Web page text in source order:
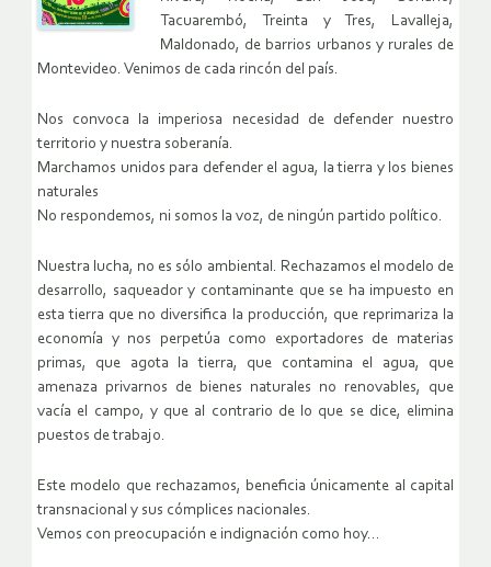
Tacuarembó, Treinta y Tres, Lavalleja,
Maldonado, de barrios urbanos y rurales de
Montevideo. Venimos de cada rincón del país.
Nos convoca la imperiosa necesidad de defender nuestro
territorio y nuestra soberanía.
Marchamos unidos para defender el agua, la tierra y los bienes
naturales
No respondemos, ni somos la voz, de ningún partido político.
Nuestra lucha, no es sólo ambiental. Rechazamos el modelo de
desarrollo, saqueador y contaminante que se ha impuesto en
esta tierra que no diversifica la producción, que reprimariza la
economía y nos perpetúa como exportadores de materias
primas, que agota la tierra, que contamina el agua, que
amenaza privarnos de bienes naturales no renovables, que
vacía el campo, y que al contrario de lo que se dice, elimina
puestos de trabajo.
Este modelo que rechazamos, beneficia únicamente al capital
transnacional y sus cómplices nacionales.
Vemos con preocupación e indignación como hoy…